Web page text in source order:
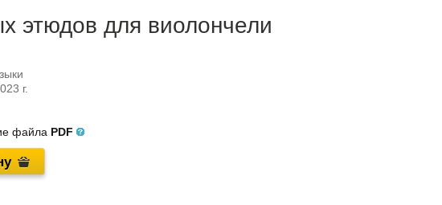
этюдов для виолончели
г.
файла PDF